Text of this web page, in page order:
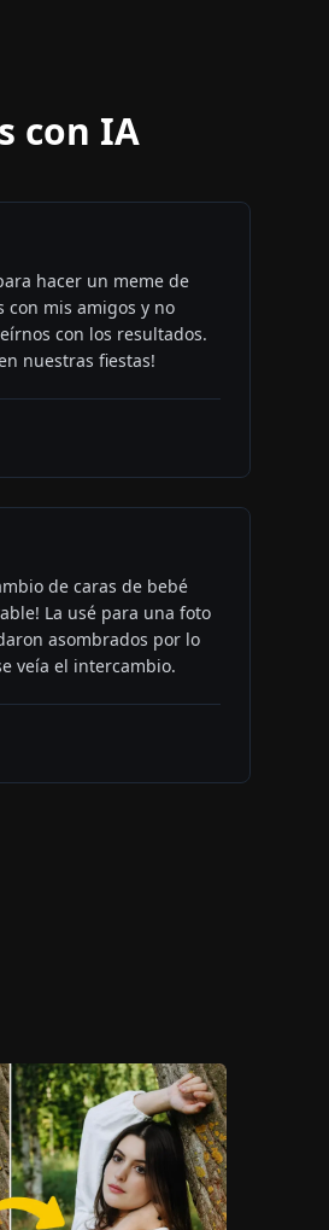
con IA
hacer un meme de
con mis amigos y no
con los resultados.
nuestras fiestas!
de caras de bebé
La usé para una foto
asombrados por lo
veía el intercambio.